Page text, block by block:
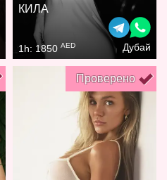
КИЛА
1h: 1850 AED Дубай
Проверено